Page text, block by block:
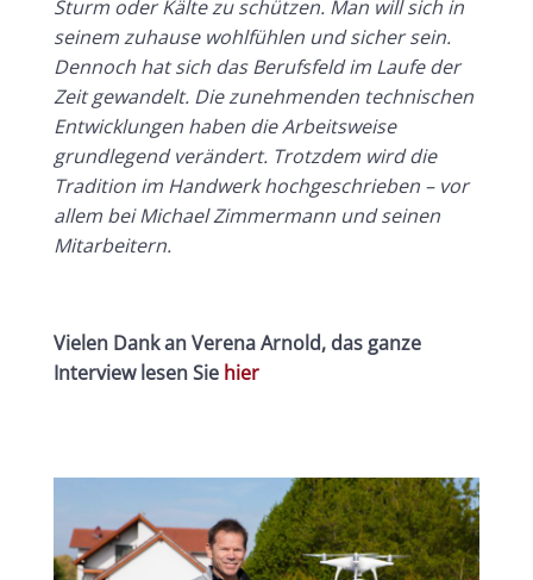
Sturm oder Kälte zu schützen. Man will sich in
seinem zuhause wohlfühlen und sicher sein.
Dennoch hat sich das Berufsfeld im Laufe der
Zeit gewandelt. Die zunehmenden technischen
Entwicklungen haben die Arbeitsweise
grundlegend verändert. Trotzdem wird die
Tradition im Handwerk hochgeschrieben – vor
allem bei Michael Zimmermann und seinen
Mitarbeitern.
Vielen Dank an Verena Arnold, das ganze
Interview lesen Sie hier